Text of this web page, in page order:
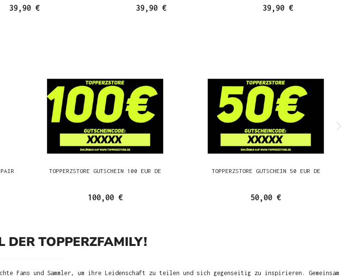
39,90 € 39,90 € 39,90 €
TOPPERZSTORE GUTSCHEIN 100 EUR DE
100,00 €
TOPPERZSTORE GUTSCHEIN 50 EUR DE
50,00 €
DER TOPPERZFAMILY!
Fans und Sammler, um ihre Leidenschaft zu teilen und sich gegenseitig zu inspirieren. Gemeinsam